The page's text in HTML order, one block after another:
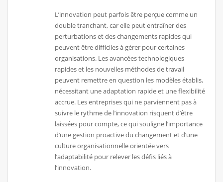
L’innovation peut parfois être perçue comme un
double tranchant, car elle peut entraîner des
perturbations et des changements rapides qui
peuvent être difficiles à gérer pour certaines
organisations. Les avancées technologiques
rapides et les nouvelles méthodes de travail
peuvent remettre en question les modèles établis,
nécessitant une adaptation rapide et une flexibilité
accrue. Les entreprises qui ne parviennent pas à
suivre le rythme de l’innovation risquent d’être
laissées pour compte, ce qui souligne l’importance
d’une gestion proactive du changement et d’une
culture organisationnelle orientée vers
l’adaptabilité pour relever les défis liés à
l’innovation.